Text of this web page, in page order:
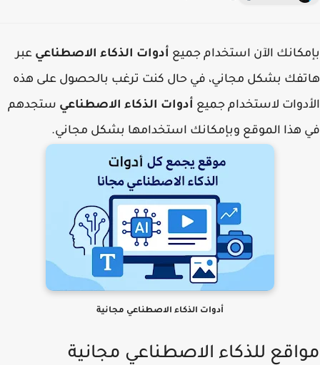
الآن استخدام جميعأدوات الذكاء الاصطناعيعبر
بشكل مجاني، في حال كنت ترغب بالحصول على هذه
لاستخدام جميعأدوات الذكاء الاصطناعيستجدهم
هذا الموقع وبإمكانك استخدامها بشكل مجاني.
أدوات الذكاء الاصطناعي مجانية
للذكاء الاصطناعي مجانية